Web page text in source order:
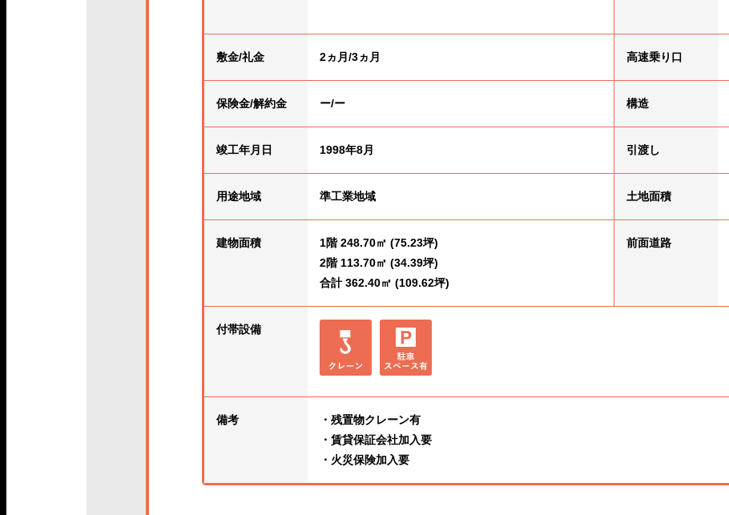
敷金/礼金 2ヵ月/3ヵ月 高速乗り口
保険金/解約金 ー/ー 構造
竣工年月日 1998年8月 引渡し
用途地域 準工業地域 土地面積
建物面積
1階 248.70㎡ (75.23坪)
2階 113.70㎡ (34.39坪)
合計 362.40㎡ (109.62坪)
前面道路
付帯設備
備考
・残置物クレーン有
・賃貸保証会社加入要
・火災保険加入要